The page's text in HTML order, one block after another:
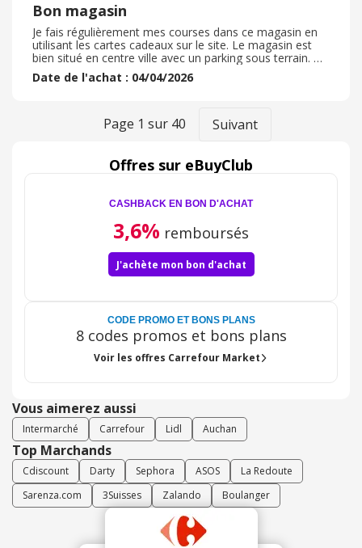
Bon magasin
Je fais régulièrement mes courses dans ce magasin en
utilisant les cartes cadeaux sur le site. Le magasin est
bien situé en centre ville avec un parking sous terrain. De
plus une station service est présente derrière le magasin.
Les rayons sont bien approvisionnés avec un nombre de
Le magasin est toujours propre et il est agréable de
faire ces courses du quotidien. Ils recherchent très
Date de l'achat : 04/04/2026
Page 1 sur 40 Suivant
Offres sur eBuyClub
CASHBACK EN BON D'ACHAT
3,6% remboursés
J'achète mon bon d'achat
CODE PROMO ET BONS PLANS
8 codes promos et bons plans
Voir les offres Carrefour Market
Vous aimerez aussi
Intermarché Carrefour Lidl Auchan
Top Marchands
Cdiscount Darty Sephora ASOS
La Redoute
Sarenza.com
3Suisses Zalando Boulanger